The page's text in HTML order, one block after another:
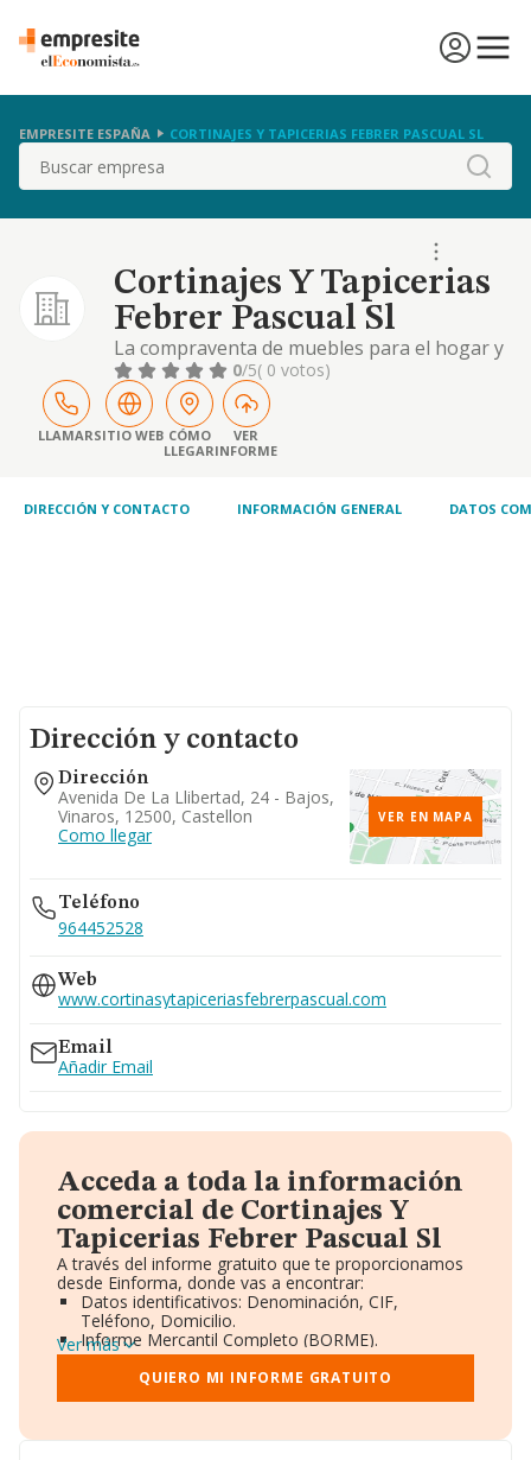
EMPRESITE ESPAÑA CORTINAJES Y TAPICERIAS FEBRER PASCUAL SL
Buscar
Cortinajes Y Tapicerias
Febrer Pascual Sl
La compraventa de muebles para el hogar y
la actividad de tapiceria y cortinajes.
0/5( 0 votos)
LLAMARSITIO WEB CÓMO
LLEGAR
VER
INFORME
DIRECCIÓN Y CONTACTO INFORMACIÓN GENERAL DATOS
Dirección y contacto
Dirección
Avenida De La Llibertad, 24 - Bajos,
Vinaros, 12500, Castellon
Como llegar
VER EN MAPA
Teléfono
964452528
Web
www.cortinasytapiceriasfebrerpascual.com
Email
Añadir Email
Acceda a toda la información
comercial de Cortinajes Y
Tapicerias Febrer Pascual Sl
A través del informe gratuito que te proporcionamos
desde Einforma, donde vas a encontrar:
Datos identificativos: Denominación, CIF,
Teléfono, Domicilio.
Informe Mercantil Completo (BORME).
Gráficos de Evolución Ventas y Empleados.
Consejo de Administración y Administradores.
Directivos y Ejecutivos.
Ver más
QUIERO MI INFORME GRATUITO